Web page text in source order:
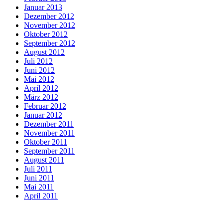
Januar 2013
Dezember 2012
November 2012
Oktober 2012
September 2012
August 2012
Juli 2012
Juni 2012
Mai 2012
April 2012
März 2012
Februar 2012
Januar 2012
Dezember 2011
November 2011
Oktober 2011
September 2011
August 2011
Juli 2011
Juni 2011
Mai 2011
April 2011